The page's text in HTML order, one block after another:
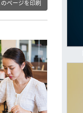
のページを印刷